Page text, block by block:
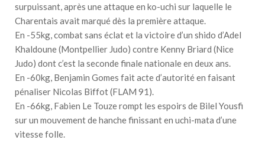
surpuissant, après une attaque en ko-uchi sur laquelle le
Charentais avait marqué dès la première attaque.
En -55kg, combat sans éclat et la victoire d’un shido d’Adel
Khaldoune (Montpellier Judo) contre Kenny Briard (Nice
Judo) dont c’est la seconde finale nationale en deux ans.
En -60kg, Benjamin Gomes fait acte d’autorité en faisant
pénaliser Nicolas Biffot (FLAM 91).
En -66kg, Fabien Le Touze rompt les espoirs de Bilel Yousfi
sur un mouvement de hanche finissant en uchi-mata d’une
vitesse folle.